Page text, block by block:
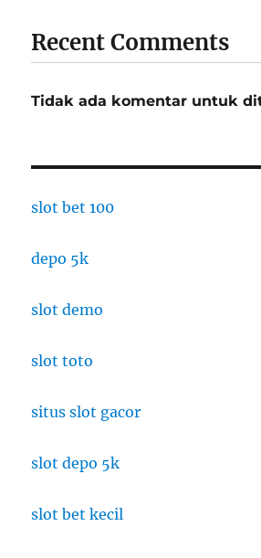
Recent Comments
Tidak ada komentar untuk
slot bet 100
depo 5k
slot demo
slot toto
situs slot gacor
slot depo 5k
slot bet kecil